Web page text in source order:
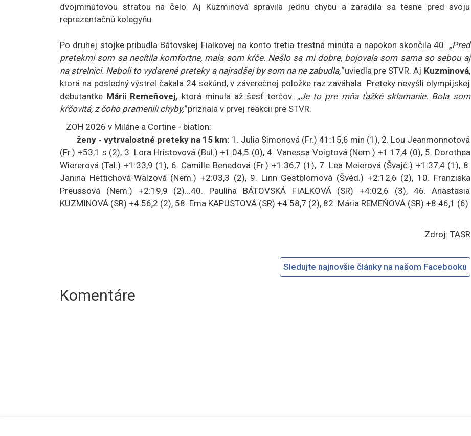
dvojminútovou stratou na čelo. Aj Kuzminová spravila jednu chybu a zaradila sa tesne pred svoju
reprezentačnú kolegyňu.
Po druhej stojke pribudla Bátovskej Fialkovej na konto tretia trestná minúta a napokon skončila 40. „Pred
pretekmi som sa necítila komfortne, mala som kŕče. Nešlo sa mi dobre, bojovala som sama so sebou aj
na strelnici. Neboli to vydarené preteky a najradšej by som na ne zabudla,"uviedla pre STVR. Aj Kuzminová,
ktorá na posledný výstrel čakala 24 sekúnd, v záverečnej položke raz zaváhala Preteky nevyšli olympijskej
debutantke Márii Remeňovej, ktorá minula až šesť terčov. „Je to pre mňa ťažké sklamanie. Bola som
kŕčovitá, z čoho pramenili chyby,"priznala v prvej reakcii pre STVR.
ZOH 2026 v Miláne a Cortine - biatlon:
ženy - vytrvalostné preteky na 15 km: 1. Julia Simonová (Fr.) 41:15,6 min (1), 2. Lou Jeanmonnotová
(Fr.) +53,1 s (2), 3. Lora Hristovová (Bul.) +1:04,5 (0), 4. Vanessa Voigtová (Nem.) +1:17,4 (0), 5. Dorothea
Wiererová (Tal.) +1:33,9 (1), 6. Camille Benedová (Fr.) +1:36,7 (1), 7. Lea Meierová (Švajč.) +1:37,4 (1), 8.
Janina Hettichová-Walzová (Nem.) +2:03,3 (2), 9. Linn Gestblomová (Švéd.) +2:12,6 (2), 10. Franziska
Preussová (Nem.) +2:19,9 (2)...40. Paulína BÁTOVSKÁ FIALKOVÁ (SR) +4:02,6 (3), 46. Anastasia
KUZMINOVÁ (SR) +4:56,2 (2), 58. Ema KAPUSTOVÁ (SR) +4:58,7 (2), 82. Mária REMEŇOVÁ (SR) +8:46,1 (6)
Zdroj: TASR
Sledujte najnovšie články na našom Facebooku
Komentáre